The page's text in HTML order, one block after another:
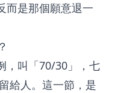
而是那個願意退一
，叫「70/30」，七
給人。這一節，是